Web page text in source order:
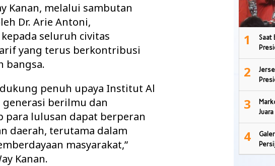
Kanan, melalui sambutan
Dr. Arie Antoni,
seluruh civitas
yang terus berkontribusi
bangsa.
penuh upaya Institut Al
berilmu dan
para lulusan dapat berperan
daerah, terutama dalam
masyarakat,”
Kanan.
1
Saat
2
3
4